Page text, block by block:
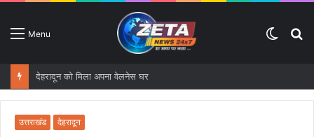
Menu
Switch
देहरादून को मिला अपना वेलनेस घर
उत्तराखंड देहरादून